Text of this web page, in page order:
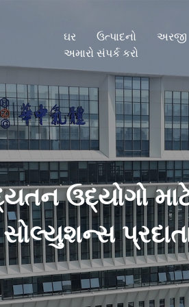
ઘર ઉત્પાદનો અરજી
અમારો સંપર્ક કરો
ઉદ્યોગો
સોલ્યુશન્સ